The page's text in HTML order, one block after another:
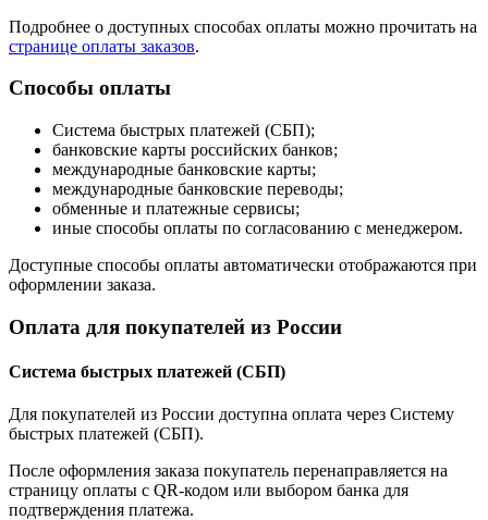
Подробнее о доступных способах оплаты можно прочитать на
странице оплаты заказов.
Способы оплаты
Система быстрых платежей (СБП);
банковские карты российских банков;
международные банковские карты;
международные банковские переводы;
обменные и платежные сервисы;
иные способы оплаты по согласованию с менеджером.
Доступные способы оплаты автоматически отображаются при
оформлении заказа.
Оплата для покупателей из России
Система быстрых платежей (СБП)
Для покупателей из России доступна оплата через Систему
быстрых платежей (СБП).
После оформления заказа покупатель перенаправляется на
страницу оплаты с QR-кодом или выбором банка для
подтверждения платежа.